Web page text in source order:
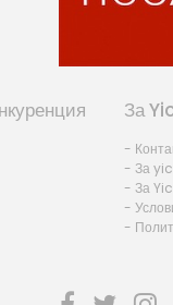
За
-
- За
- За
-
-